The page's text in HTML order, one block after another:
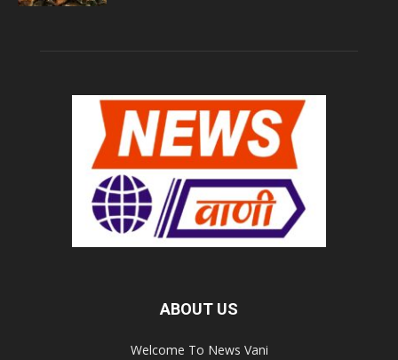
ABOUT US
Welcome To News Vani